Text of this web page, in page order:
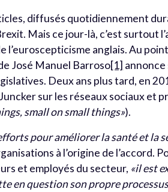
diffusés quotidiennement
Mais ce jour-là, c’est surtout
anglais. Au point
José Manuel Barroso[1]
Deux ans plus tard, en
sur les réseaux sociaux et
small on small things»).
pour améliorer la santé et la
à l’origine de l’accord.
et employés du secteur, «il est
en question son propre